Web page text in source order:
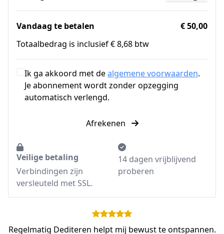
Vandaag te betalen
€ 50,00
Totaalbedrag is inclusief € 8,68 btw
Ik ga akkoord met dealgemene voorwaarden.
Je abonnement wordt zonder opzegging
automatisch verlengd.
Afrekenen
Veilige betaling
Verbindingen zijn
versleuteld met SSL.
14 dagen vrijblijvend
proberen
Regelmatig Dediteren helpt mij bewust te ontspannen.